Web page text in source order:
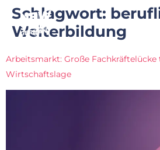
Schlagwort:
Weiterbildung
Arbeitsmarkt: Große Fachkräftelücke
Wirtschaftslage